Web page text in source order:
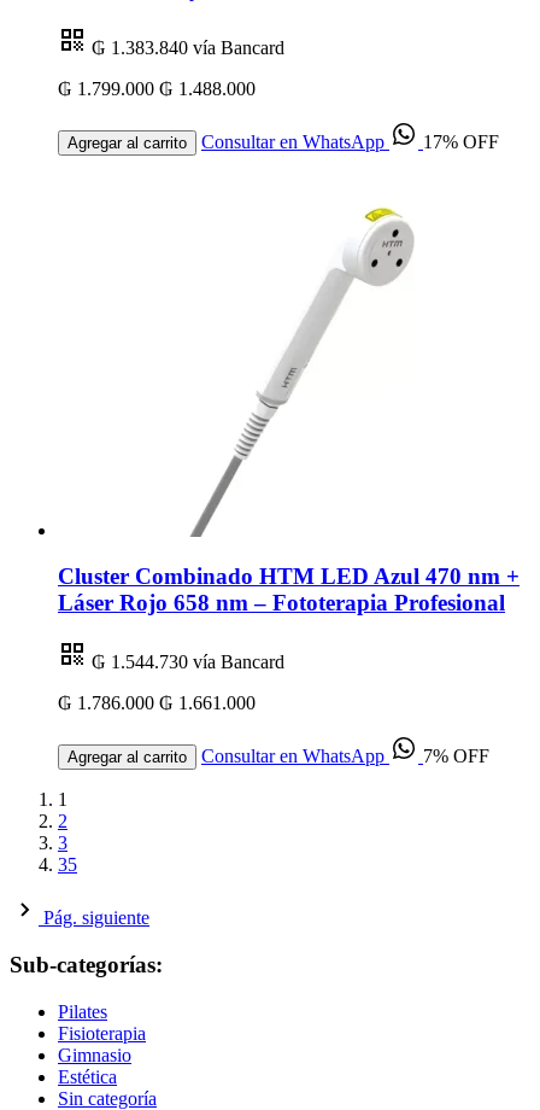
₲ 1.383.840 vía Bancard
₲ 1.799.000 ₲ 1.488.000
Agregar al carrito Consultar en WhatsApp 17% OFF
Cluster Combinado HTM LED Azul 470 nm +
Láser Rojo 658 nm – Fototerapia Profesional
₲ 1.544.730 vía Bancard
₲ 1.786.000 ₲ 1.661.000
Agregar al carrito Consultar en WhatsApp 7% OFF
1
2
3
35
Pág. siguiente
Sub-categorías:
Pilates
Fisioterapia
Gimnasio
Estética
Sin categoría